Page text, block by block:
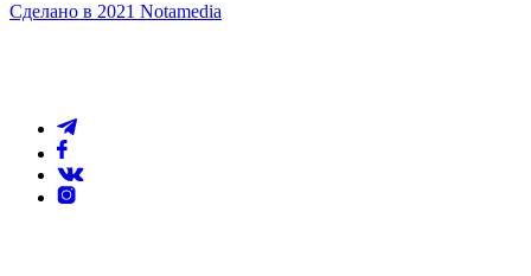
Сделано в 2021 Notamedia